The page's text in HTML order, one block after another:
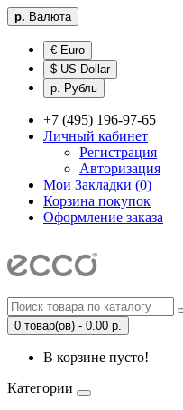
р. Валюта
€ Euro
$ US Dollar
р. Рубль
+7 (495) 196-97-65
Личный кабинет
Регистрация
Авторизация
Мои Закладки (0)
Корзина покупок
Оформление заказа
0 товар(ов) - 0.00 р.
В корзине пусто!
Категории